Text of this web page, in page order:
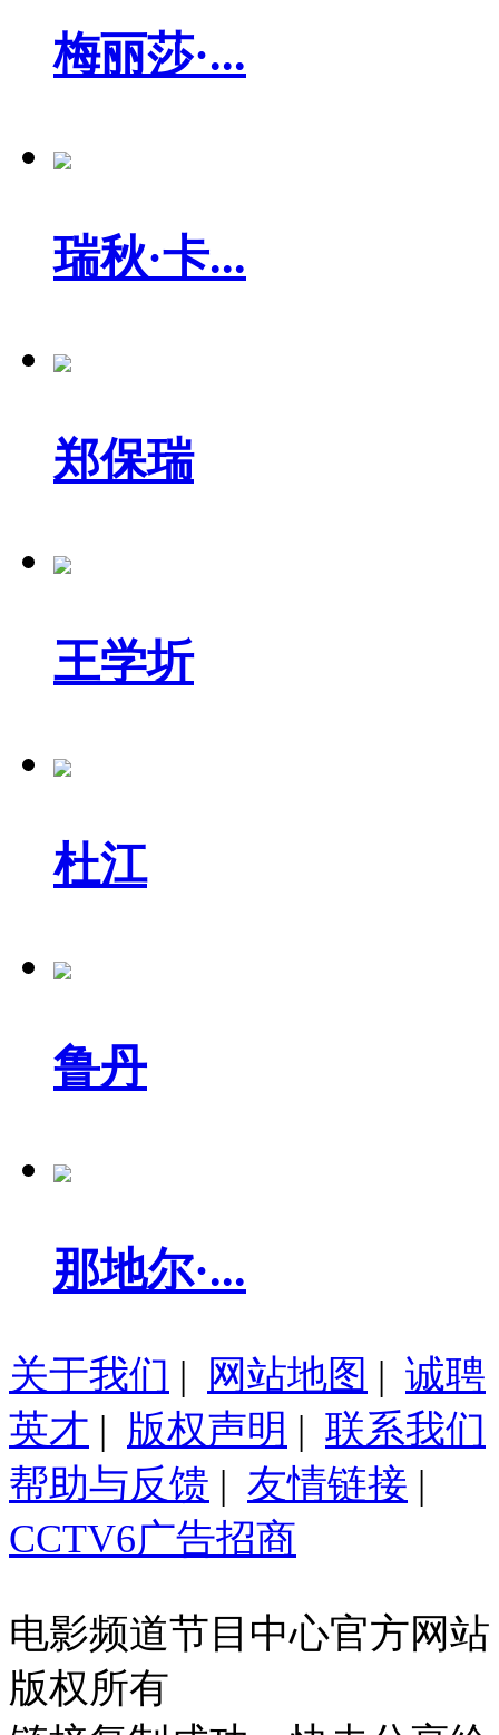
梅丽莎·...
瑞秋·卡...
郑保瑞
王学圻
杜江
鲁丹
那地尔·...
关于我们 | 网站地图 | 诚聘
英才 | 版权声明 | 联系我们
帮助与反馈 | 友情链接 |
CCTV6广告招商
电影频道节目中心官方网站
版权所有